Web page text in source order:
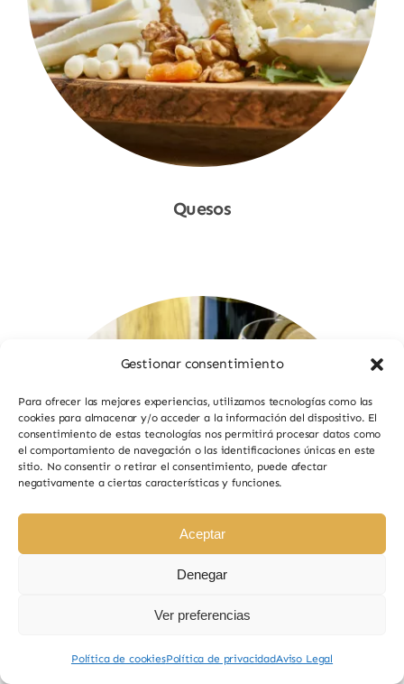
Gestionar consentimiento
Para ofrecer las mejores experiencias, utilizamos tecnologías como las
cookies para almacenar y/o acceder a la información del dispositivo. El
consentimiento de estas tecnologías nos permitirá procesar datos como
el comportamiento de navegación o las identificaciones únicas en este
sitio. No consentir o retirar el consentimiento, puede afectar
negativamente a ciertas características y funciones.
Aceptar
Denegar
Ver preferencias
Política de cookiesPolítica de privacidadAviso Legal
Quesos